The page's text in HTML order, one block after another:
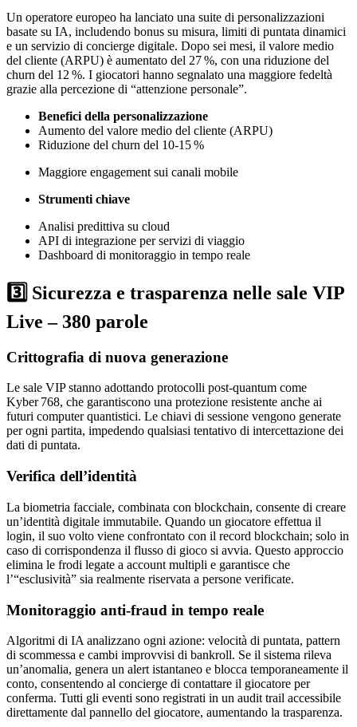
Un operatore europeo ha lanciato una suite di personalizzazioni
basate su IA, includendo bonus su misura, limiti di puntata dinamici
e un servizio di concierge digitale. Dopo sei mesi, il valore medio
del cliente (ARPU) è aumentato del 27 %, con una riduzione del
churn del 12 %. I giocatori hanno segnalato una maggiore fedeltà
grazie alla percezione di “attenzione personale”.
Benefici della personalizzazione
Aumento del valore medio del cliente (ARPU)
Riduzione del churn del 10‑15 %
Maggiore engagement sui canali mobile
Strumenti chiave
Analisi predittiva su cloud
API di integrazione per servizi di viaggio
Dashboard di monitoraggio in tempo reale
3️⃣ Sicurezza e trasparenza nelle sale VIP
Live – 380 parole
Crittografia di nuova generazione
Le sale VIP stanno adottando protocolli post‑quantum come
Kyber 768, che garantiscono una protezione resistente anche ai
futuri computer quantistici. Le chiavi di sessione vengono generate
per ogni partita, impedendo qualsiasi tentativo di intercettazione dei
dati di puntata.
Verifica dell’identità
La biometria facciale, combinata con blockchain, consente di creare
un’identità digitale immutabile. Quando un giocatore effettua il
login, il suo volto viene confrontato con il record blockchain; solo in
caso di corrispondenza il flusso di gioco si avvia. Questo approccio
elimina le frodi legate a account multipli e garantisce che
l’“esclusività” sia realmente riservata a persone verificate.
Monitoraggio anti‑fraud in tempo reale
Algoritmi di IA analizzano ogni azione: velocità di puntata, pattern
di scommessa e cambi improvvisi di bankroll. Se il sistema rileva
un’anomalia, genera un alert istantaneo e blocca temporaneamente il
conto, consentendo al concierge di contattare il giocatore per
conferma. Tutti gli eventi sono registrati in un audit trail accessibile
direttamente dal pannello del giocatore, aumentando la trasparenza.